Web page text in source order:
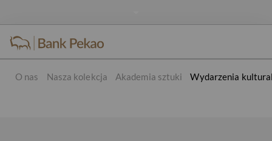
O nas Nasza kolekcja Akademia sztuki Wydarzenia